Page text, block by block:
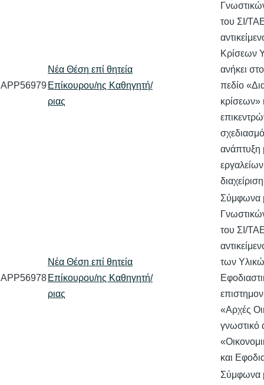
APP56979
Νέα Θέση επί θητεία
Επίκουρου/ης Καθηγητή/
ριας
του ΣΙ/
Κρίσεων
ανήκει
πεδίο
κρίσεων»
ανάπτυξη
εργαλείων
APP56978
Νέα Θέση επί θητεία
Επίκουρου/ης Καθηγητή/
ριας
Σύμφωνα
του ΣΙ/
των
«Αρχές
γνωστικό
και
Σύμφωνα